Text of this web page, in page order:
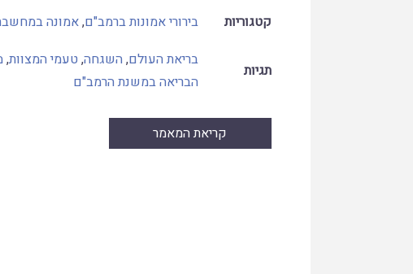
קטגוריות
בירורי אמונות ברמב"ם,אמונה
תגיות
בריאת העולם, השגחה, טעמי המצוות,
הבריאה במשנת הרמב"ם
קריאת המאמר